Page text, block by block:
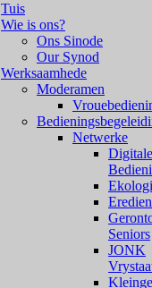
Tuis
Wie is ons?
Ons Sinode
Our Synod
Werksaamhede
Moderamen
Netwerke
Digitale
Seniors
JONK